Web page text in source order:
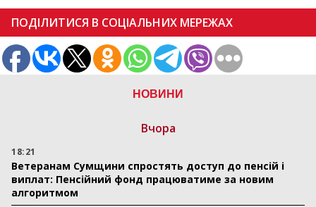
НОВИНИ
Вчора
18:21
Ветеранам Сумщини спростять доступ до пенсій і
виплат: Пенсійний фонд працюватиме за новим
алгоритмом
ПОДІЛИТИСЯ В СОЦІАЛЬНИХ МЕРЕЖАХ